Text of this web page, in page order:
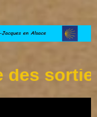
sorties